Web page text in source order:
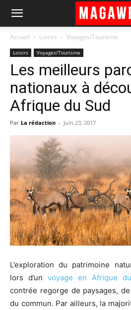
Accueil Loisirs Voyages/Tourisme
Loisirs Voyages/Tourisme
Les meilleurs
nationaux à
Afrique du Sud
Par La rédaction - Juin 23, 2017
L’exploration du patrimoine
lors d’un voyage en Afrique
contrée regorge de paysages,
du commun. Par ailleurs, la